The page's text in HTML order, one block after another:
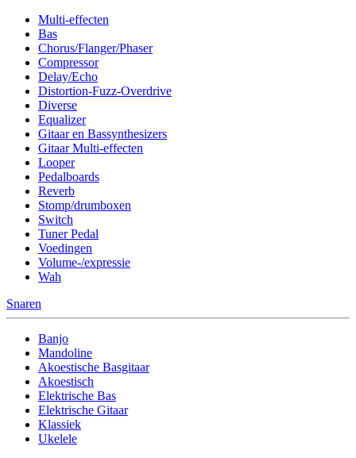
Multi-effecten
Bas
Chorus/Flanger/Phaser
Compressor
Delay/Echo
Distortion-Fuzz-Overdrive
Diverse
Equalizer
Gitaar en Bassynthesizers
Gitaar Multi-effecten
Looper
Pedalboards
Reverb
Stomp/drumboxen
Switch
Tuner Pedal
Voedingen
Volume-/expressie
Wah
Snaren
Banjo
Mandoline
Akoestische Basgitaar
Akoestisch
Elektrische Bas
Elektrische Gitaar
Klassiek
Ukelele